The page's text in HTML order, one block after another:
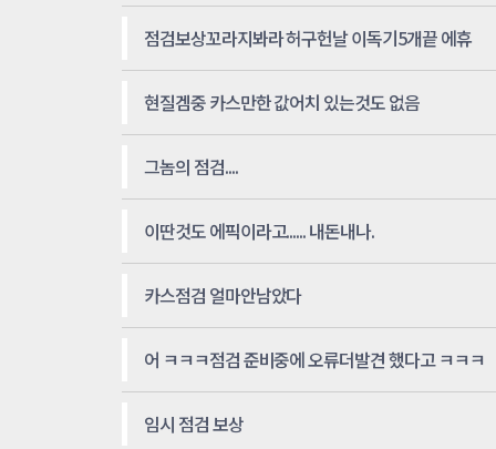
점검보상꼬라지봐라 허구헌날 이독기5개끝 에휴
현질겜중 카스만한 값어치 있는것도 없음
그놈의 점검....
이딴것도 에픽이라고...... 내돈내나.
카스점검 얼마안남았다
어 ㅋㅋㅋ점검 준비중에 오류더발견 했다고 ㅋㅋㅋ
임시 점검 보상